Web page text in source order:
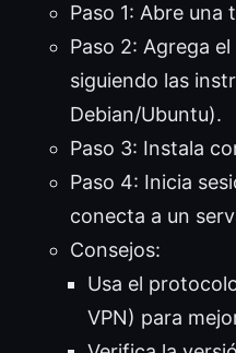
Paso 1: Abre una
Paso 2: Agrega
siguiendo las
Debian/Ubuntu).
Paso 3: Instala
Paso 4: Inicia
conecta a un
Consejos:
Usa el
VPN) para